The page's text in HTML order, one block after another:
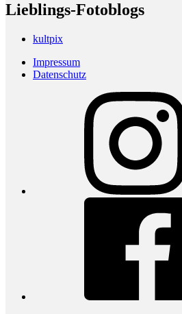
Lieblings-Fotoblogs
kultpix
Impressum
Datenschutz